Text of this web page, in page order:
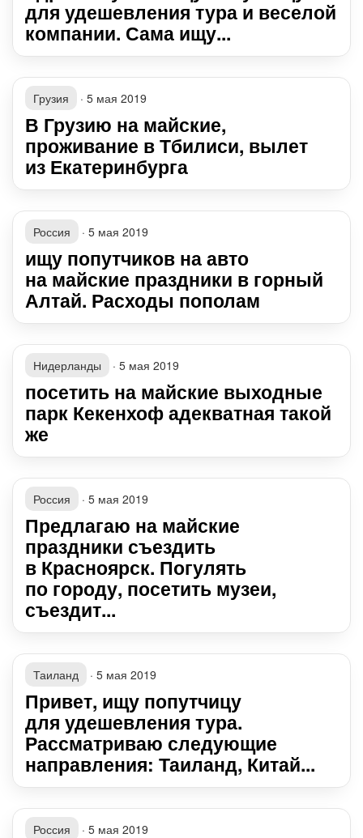
для удешевления тура и веселой
компании. Сама ищу...
Грузия · 5 мая 2019
В Грузию на майские,
проживание в Тбилиси, вылет
из Екатеринбурга
Россия · 5 мая 2019
ищу попутчиков на авто
на майские праздники в горный
Алтай. Расходы пополам
Нидерланды · 5 мая 2019
посетить на майские выходные
парк Кекенхоф адекватная такой
же
Россия · 5 мая 2019
Предлагаю на майские
праздники съездить
в Красноярск. Погулять
по городу, посетить музеи,
съездит...
Таиланд · 5 мая 2019
Привет, ищу попутчицу
для удешевления тура.
Рассматриваю следующие
направления: Таиланд, Китай...
Россия · 5 мая 2019